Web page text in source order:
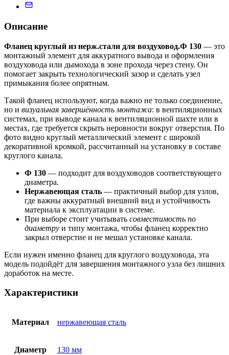
Описание
Фланец круглый из нерж.стали для воздуховод.Ф 130 — это
монтажный элемент для аккуратного вывода и оформления
воздуховода или дымохода в зоне прохода через стену. Он
помогает закрыть технологический зазор и сделать узел
примыкания более опрятным.
Такой фланец используют, когда важно не только соединение,
но и визуальная завершённость монтажа: в вентиляционных
системах, при выводе канала к вентиляционной шахте или в
местах, где требуется скрыть неровности вокруг отверстия. По
фото видно круглый металлический элемент с широкой
декоративной кромкой, рассчитанный на установку в составе
круглого канала.
Ф 130 — подходит для воздуховодов соответствующего
диаметра.
Нержавеющая сталь — практичный выбор для узлов,
где важны аккуратный внешний вид и устойчивость
материала к эксплуатации в системе.
При выборе стоит учитывать совместимость по
диаметру и типу монтажа, чтобы фланец корректно
закрыл отверстие и не мешал установке канала.
Если нужен именно фланец для круглого воздуховода, эта
модель подойдёт для завершения монтажного узла без лишних
доработок на месте.
Характеристики
Материал нержавеющая сталь
Диаметр 130 мм